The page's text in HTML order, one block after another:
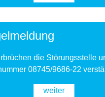
die Störungsstelle
08745/9686-22
weiter